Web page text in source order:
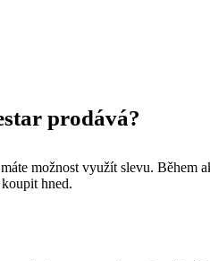
prodává?
možnost využít slevu. Během
hned.